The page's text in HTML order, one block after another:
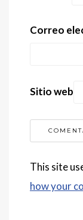
Correo
Sitio web
This site
how your